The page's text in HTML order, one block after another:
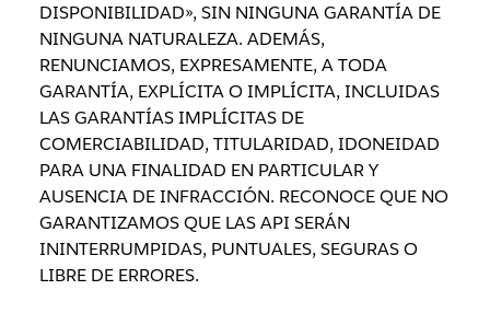
DISPONIBILIDAD», SIN NINGUNA GARANTÍA DE
NINGUNA NATURALEZA. ADEMÁS,
RENUNCIAMOS, EXPRESAMENTE, A TODA
GARANTÍA, EXPLÍCITA O IMPLÍCITA, INCLUIDAS
LAS GARANTÍAS IMPLÍCITAS DE
COMERCIABILIDAD, TITULARIDAD, IDONEIDAD
PARA UNA FINALIDAD EN PARTICULAR Y
AUSENCIA DE INFRACCIÓN. RECONOCE QUE NO
GARANTIZAMOS QUE LAS API SERÁN
ININTERRUMPIDAS, PUNTUALES, SEGURAS O
LIBRE DE ERRORES.